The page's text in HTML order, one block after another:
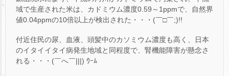
域で生産された米は、カドミウム濃度0.59～1ppmで、自然界
値0.04ppmの10倍以上が検出された・・・(￣□￣;)!!
付近住民の尿、血液、頭髪中のカソミウム濃度も高く、日本
のイタイイタイ病発生地域と同程度で、腎機能障害が懸念さ
れる・・・(￣へ￣|||) ｳｰﾑ